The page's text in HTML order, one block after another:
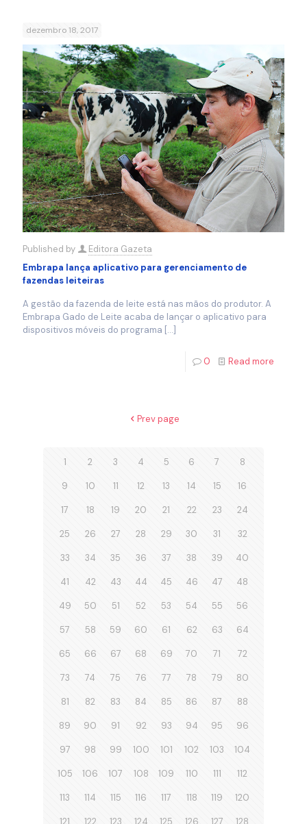
dezembro 18, 2017
Published by
Editora Gazeta
Embrapa lança aplicativo para gerenciamento de
fazendas leiteiras
A gestão da fazenda de leite está nas mãos do produtor. A
Embrapa Gado de Leite acaba de lançar o aplicativo para
dispositivos móveis do programa […]
0 Read more
Prev page
1 2 3 4 5 6 7 8
9 10 11 12 13 14 15 16
17 18 19 20 21 22 23 24
25 26 27 28 29 30 31 32
33 34 35 36 37 38 39 40
41 42 43 44 45 46 47 48
49 50 51 52 53 54 55 56
57 58 59 60 61 62 63 64
65 66 67 68 69 70 71 72
73 74 75 76 77 78 79 80
81 82 83 84 85 86 87 88
89 90 91 92 93 94 95 96
97 98 99 100 101 102 103 104
105 106 107 108 109 110 111 112
113 114 115 116 117 118 119 120
121 122 123 124 125 126 127 128